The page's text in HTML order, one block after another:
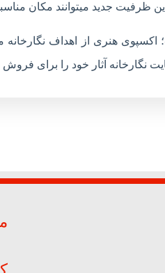
ظرفیت جدید میتوانند مکان
هنری از اهداف نگارخانه
نگارخانه آثار خود را برای فروش